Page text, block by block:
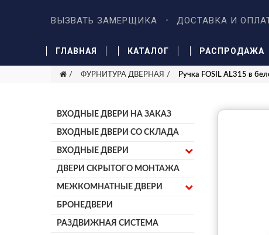
ВЫЗВАТЬ ЗАМЕРЩИКА ДОСТАВКА И
ГЛАВНАЯ КАТАЛОГ РАСПРОДАЖА
ФУРНИТУРА ДВЕРНАЯ Ручка FOSIL AL315 в
ВХОДНЫЕ ДВЕРИ НА ЗАКАЗ
ВХОДНЫЕ ДВЕРИ СО СКЛАДА
ВХОДНЫЕ ДВЕРИ
ДВЕРИ СКРЫТОГО МОНТАЖА
МЕЖКОМНАТНЫЕ ДВЕРИ
БРОНЕДВЕРИ
РАЗДВИЖНАЯ СИСТЕМА